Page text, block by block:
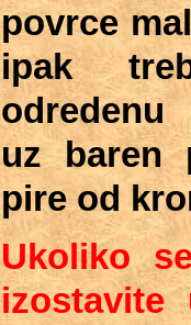
povrce
ipak
uz baren
pire od
Ukoliko
izostavite